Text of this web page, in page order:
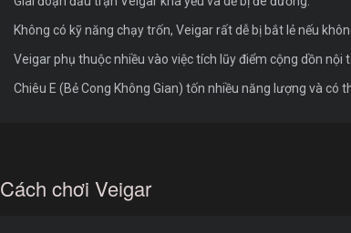
Không có kỹ năng chạy trốn, Veigar rất dễ bị bắt lẻ nếu
Veigar phụ thuộc nhiều vào việc tích lũy điểm cộng dồn nội
Chiêu E (Bẻ Cong Không Gian) tốn nhiều năng lượng và có
Cách chơi Veigar